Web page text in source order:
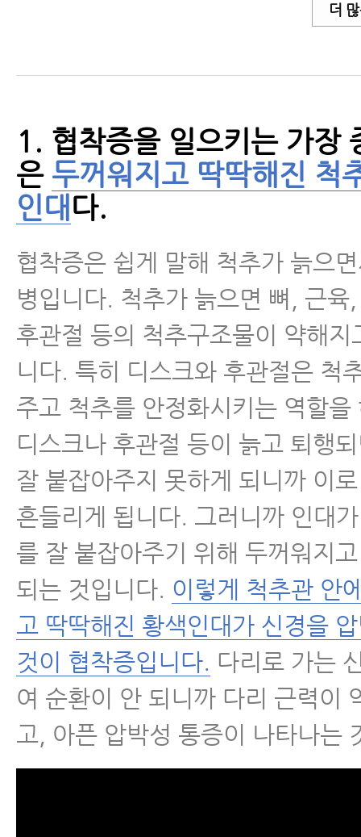
야 되는 4가지 이유
- 협착증에 스테로이드 시술 효과
유
- 협착증 치료효과 논문
- 척추관협착증 환자가 꼭 알아야
- 협착증은 치료를 받든 안 받든
야 한다
- 척추관협착증에 좋은 운동
- 척추관협착증에 좋은 운동 4가지
- 척추협착증에 좋은 운동- 걷기
- 척추관협착증 걷기 운동에 대해
가지
- 척추협착증 운동, 걷기 운동을
환자들이 많습니다 - 걷기 운동 제
- 허리협착증에좋은운동 5가지와
- 척추협착증 허리, 다리 근력 운
- 척추협착증운동-거꾸리운동
더
1. 협착증을 일으키는 가장
은 두꺼워지고 딱딱해진 척
인대 다.
협착증은 쉽게 말해 척추가 늙으
병입니다. 척추가 늙으면 뼈, 근육
후관절 등의 척추구조물이 약해지
니다. 특히 디스크와 후관절은 척
주고 척추를 안정화시키는 역할을
디스크나 후관절 등이 늙고 퇴행
잘 붙잡아주지 못하게 되니까 이
흔들리게 됩니다. 그러니까 인대
를 잘 붙잡아주기 위해 두꺼워지
되는 것입니다. 이렇게 척추관 안
고 딱딱해진 황색인대가 신경을
것이 협착증입니다. 다리로 가는
여 순환이 안 되니까 다리 근력이
고, 아픈 압박성 통증이 나타나는